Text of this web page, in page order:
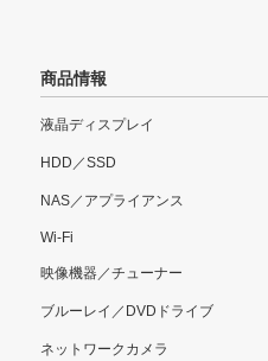
商品情報
液晶ディスプレイ
HDD／SSD
NAS／アプライアンス
Wi-Fi
映像機器／チューナー
ブルーレイ／DVDドライブ
ネットワークカメラ